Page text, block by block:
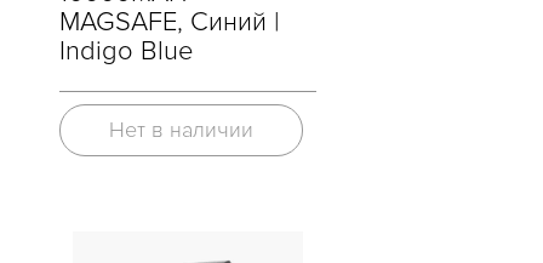
MAGSAFE, Синий |
Indigo Blue
Нет в наличии